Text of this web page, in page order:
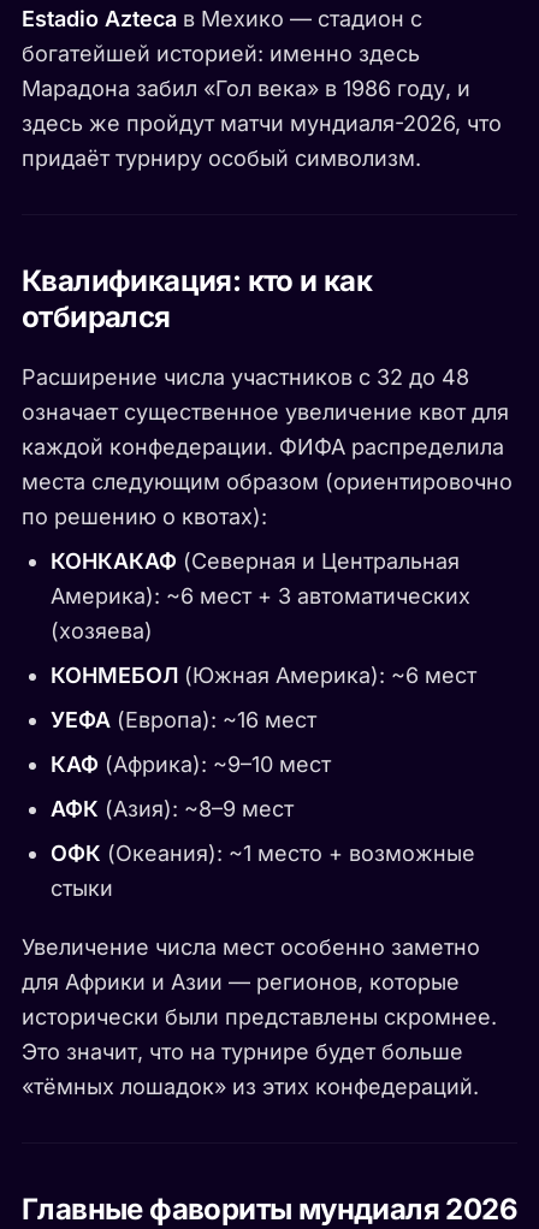
Estadio Aztecaв Мехико — стадион с
богатейшей историей: именно здесь
Марадона забил «Гол века» в 1986 году, и
здесь же пройдут матчи мундиаля-2026, что
придаёт турниру особый символизм.
Квалификация: кто и как
отбирался
Расширение числа участников с 32 до 48
означает существенное увеличение квот для
каждой конфедерации. ФИФА распределила
места следующим образом (ориентировочно
по решению о квотах):
КОНКАКАФ (Северная и Центральная
Америка): ~6 мест + 3 автоматических
(хозяева)
КОНМЕБОЛ(Южная Америка): ~6 мест
УЕФА(Европа): ~16 мест
КАФ (Африка): ~9–10 мест
АФК (Азия): ~8–9 мест
ОФК (Океания): ~1 место + возможные
стыки
Увеличение числа мест особенно заметно
для Африки и Азии — регионов, которые
исторически были представлены скромнее.
Это значит, что на турнире будет больше
«тёмных лошадок» из этих конфедераций.
Главные фавориты мундиаля 2026